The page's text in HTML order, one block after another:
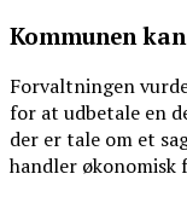
Kommunen
Forvaltningen
for at udbetale en
der er tale om et
handler økonomisk